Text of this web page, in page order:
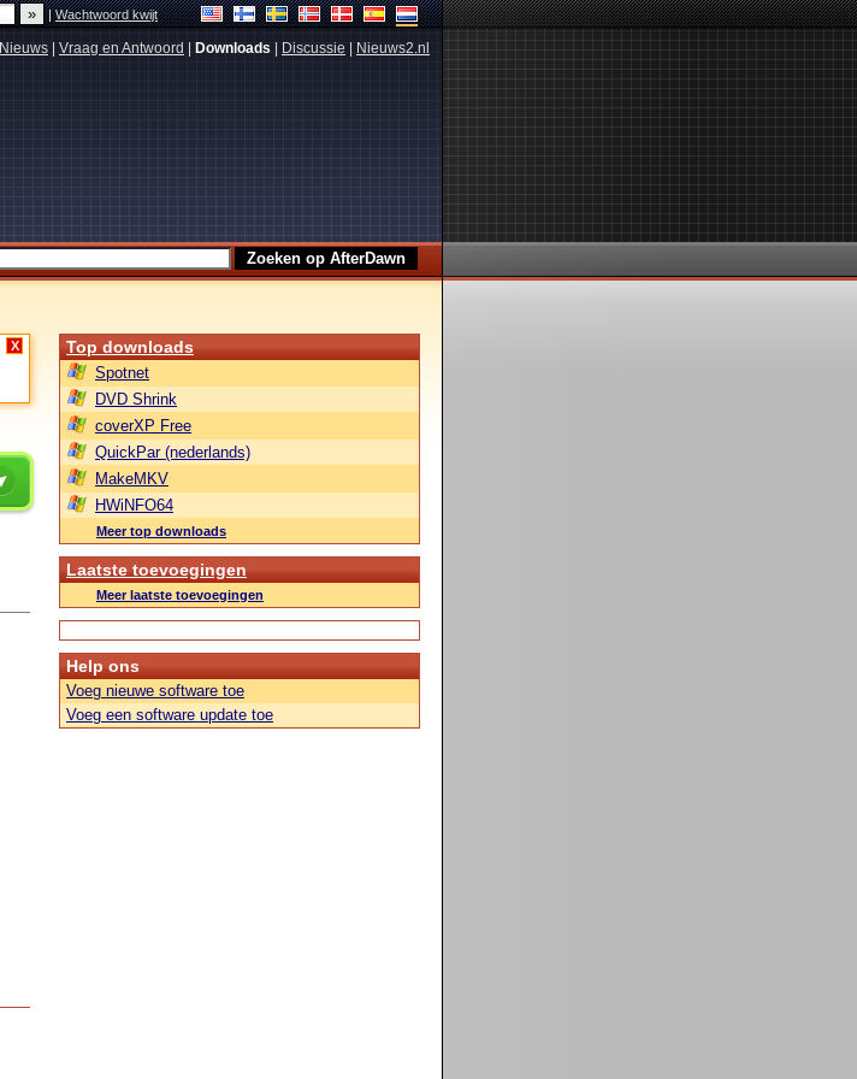
|Wachtwoord kwijt
Nieuws Vraag en Antwoord Downloads Discussie Nieuws2.nl
X Top downloads
Spotnet
DVD Shrink
coverXP Free
QuickPar (nederlands)
MakeMKV
HWiNFO64
Meer top downloads
Laatste toevoegingen
Meer laatste toevoegingen
Help ons
Voeg nieuwe software toe
Voeg een software update toe